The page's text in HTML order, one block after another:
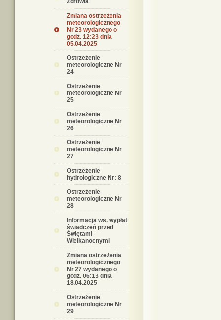
Zdrowia
Zmiana ostrzeżenia
meteorologicznego
Nr 23 wydanego o
godz. 12:23 dnia
05.04.2025
Ostrzeżenie
meteorologiczne Nr
24
Ostrzeżenie
meteorologiczne Nr
25
Ostrzeżenie
meteorologiczne Nr
26
Ostrzeżenie
meteorologiczne Nr
27
Ostrzeżenie
hydrologiczne Nr: 8
Ostrzeżenie
meteorologiczne Nr
28
Informacja ws. wypłat
świadczeń przed
Świętami
Wielkanocnymi
Zmiana ostrzeżenia
meteorologicznego
Nr 27 wydanego o
godz. 06:13 dnia
18.04.2025
Ostrzeżenie
meteorologiczne Nr
29